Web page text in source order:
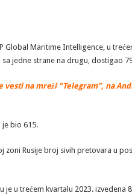
Global Maritime Intelligence, u
jedne strane na drugu, dostigao
vesti na mreži “Telegram”, na
bio 615.
zoni Rusije broj sivih pretovara u
je u trećem kvartalu 2023. izvedena